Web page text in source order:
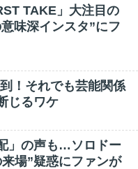
TAKE」大注目の
味深インスタ”にフ
！それでも芸能関係
じるワケ
」の声も…ソロドー
場”疑惑にファンが